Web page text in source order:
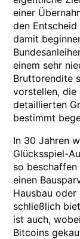
einer
den
damit
einem sehr
Bruttorendite
vorstellen,
detaillierten
bestimmt
In 30 Jahren
Glücksspiel-
so beschaffen
einen
Hausbau
schließlich
ist auch,
Bitcoins